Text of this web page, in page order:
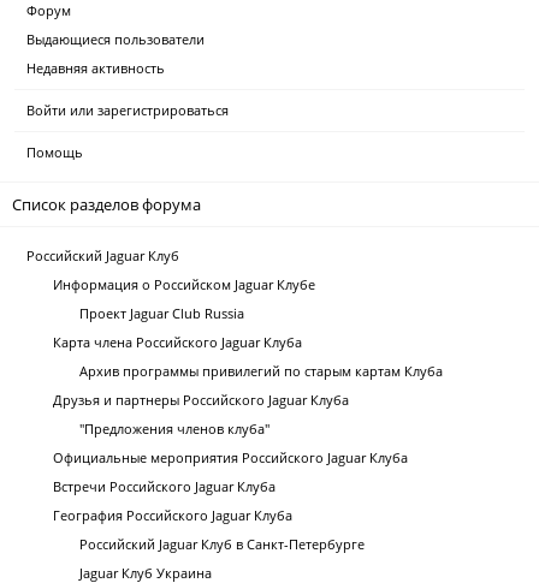
Форум
Выдающиеся пользователи
Недавняя активность
Войти или зарегистрироваться
Помощь
Список разделов форума
Российский Jaguar Клуб
Информация о Российском Jaguar Клубе
Проект Jaguar Club Russia
Карта члена Российского Jaguar Клуба
Архив программы привилегий по старым картам Клуба
Друзья и партнеры Российского Jaguar Клуба
"Предложения членов клуба"
Официальные мероприятия Российского Jaguar Клуба
Встречи Российского Jaguar Клуба
География Российского Jaguar Клуба
Российский Jaguar Клуб в Санкт-Петербурге
Jaguar Клуб Украина